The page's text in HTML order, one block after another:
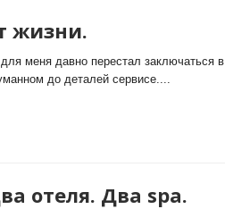
жизни.
меня давно перестал заключаться в
до деталей сервисе....
отеля. Два spa.